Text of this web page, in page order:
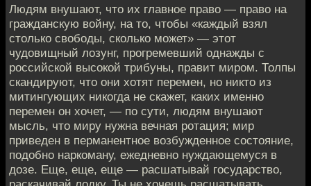
Людям внушают, что их главное право — право на
гражданскую войну, на то, чтобы «каждый взял
столько свободы, сколько может» — этот
чудовищный лозунг, прогремевший однажды с
российской высокой трибуны, правит миром. Толпы
скандируют, что они хотят перемен, но никто из
митингующих никогда не скажет, каких именно
перемен он хочет, — по сути, людям внушают
мысль, что миру нужна вечная ротация; мир
приведен в перманентное возбужденное состояние,
подобно наркоману, ежедневно нуждающемуся в
дозе. Еще, еще, еще — расшатывай государство,